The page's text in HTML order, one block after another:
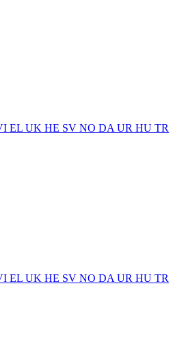
EL UK HE SV NO DA UR HU TR
EL UK HE SV NO DA UR HU TR